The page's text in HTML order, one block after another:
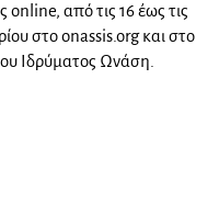
online, από τις 16 έως τις
στο onassis.org και στο
Ιδρύματος Ωνάση.